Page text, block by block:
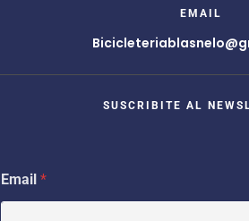
EMAIL
SUSCRIBITE AL
m
a
Email *